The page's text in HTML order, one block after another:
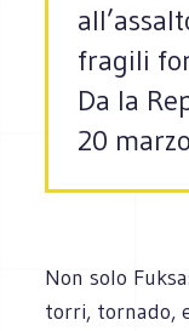
fragili
Da la
20
Non solo
torri, tornado,